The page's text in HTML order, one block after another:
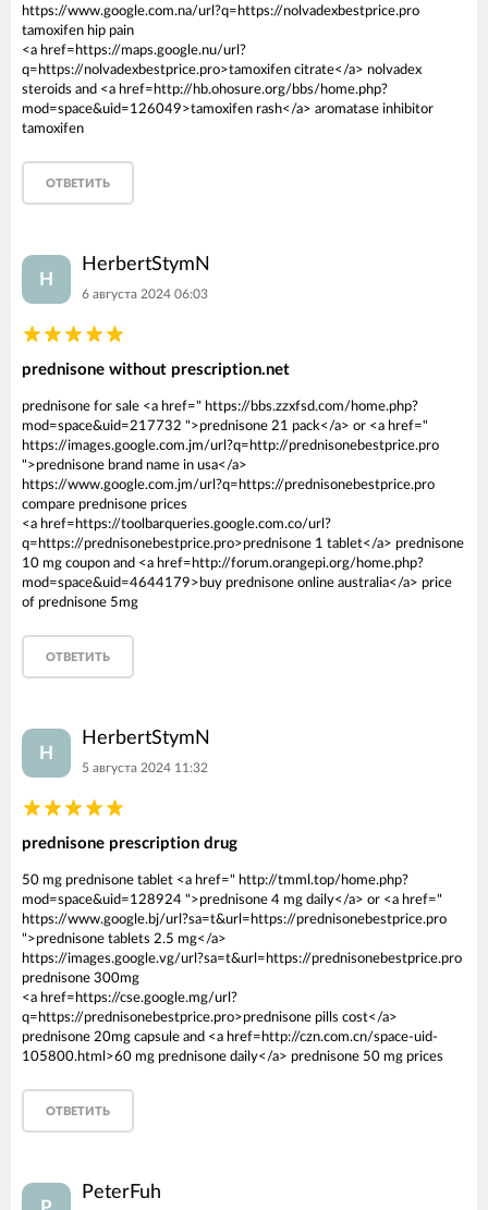
https://www.google.com.na/url?q=https://nolvadexbestprice.pro
tamoxifen hip pain
<a href=https://maps.google.nu/url?
q=https://nolvadexbestprice.pro>tamoxifen citrate</a> nolvadex
steroids and <a href=http://hb.ohosure.org/bbs/home.php?
mod=space&uid=126049>tamoxifen rash</a> aromatase inhibitor
tamoxifen
ОТВЕТИТЬ
H
HerbertStymN
6 августа 2024 06:03
prednisone without prescription.net
prednisone for sale <a href=" https://bbs.zzxfsd.com/home.php?
mod=space&uid=217732 ">prednisone 21 pack</a> or <a href="
https://images.google.com.jm/url?q=http://prednisonebestprice.pro
">prednisone brand name in usa</a>
https://www.google.com.jm/url?q=https://prednisonebestprice.pro
compare prednisone prices
<a href=https://toolbarqueries.google.com.co/url?
q=https://prednisonebestprice.pro>prednisone 1 tablet</a> prednisone
10 mg coupon and <a href=http://forum.orangepi.org/home.php?
mod=space&uid=4644179>buy prednisone online australia</a> price
of prednisone 5mg
ОТВЕТИТЬ
H
HerbertStymN
5 августа 2024 11:32
prednisone prescription drug
50 mg prednisone tablet <a href=" http://tmml.top/home.php?
mod=space&uid=128924 ">prednisone 4 mg daily</a> or <a href="
https://www.google.bj/url?sa=t&url=https://prednisonebestprice.pro
">prednisone tablets 2.5 mg</a>
https://images.google.vg/url?sa=t&url=https://prednisonebestprice.pro
prednisone 300mg
<a href=https://cse.google.mg/url?
q=https://prednisonebestprice.pro>prednisone pills cost</a>
prednisone 20mg capsule and <a href=http://czn.com.cn/space-uid-
105800.html>60 mg prednisone daily</a> prednisone 50 mg prices
ОТВЕТИТЬ
PeterFuh